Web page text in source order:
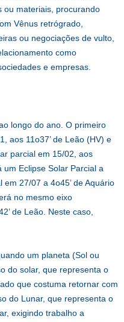
ou materiais, procurando
Vênus retrógrado,
ou negociações de vulto,
como
e empresas.
longo do ano. O primeiro
aos 11o37’ de Leão (HV) e
parcial em 15/02, aos
um Eclipse Solar Parcial a
em 27/07 a 4o45’ de Aquário
no mesmo eixo
de Leão. Neste caso,
um planeta (Sol ou
do solar, que representa o
que costuma retornar com
do Lunar, que representa o
exigindo trabalho a